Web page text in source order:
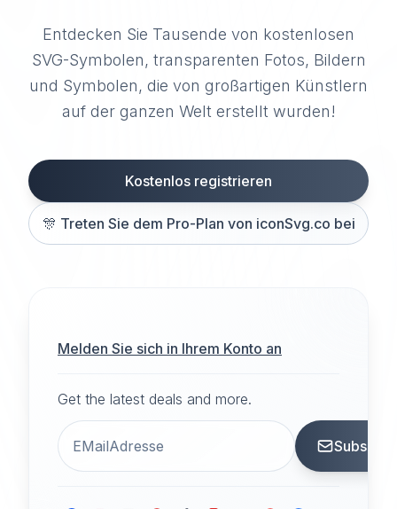
Entdecken Sie Tausende von kostenlosen
SVG-Symbolen, transparenten Fotos, Bildern
und Symbolen, die von großartigen Künstlern
auf der ganzen Welt erstellt wurden!
Kostenlos registrieren
🎊 Treten Sie dem Pro-Plan von iconSvg.co bei
Melden Sie sich in Ihrem Konto an
Get the latest deals and more.